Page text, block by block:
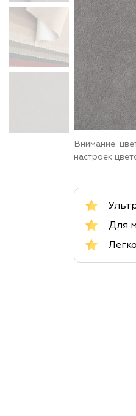
Внимание:
настроек
Для